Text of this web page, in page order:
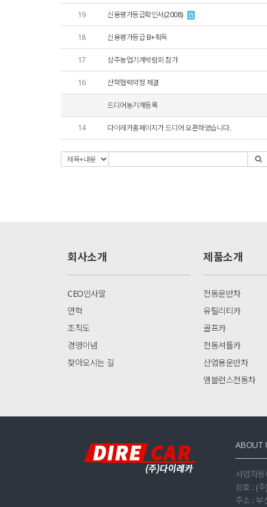
19 신용평가등급확인서(2008)
18 신용평가등급 B+획득
17 상주농업기계박람회 참가
16 산학협력약정 체결
드디어농기계등록
14 다이레카홈페이지가 드디어 오픈하였습니다.
회사소개
CEO인사말
연혁
조직도
경영이념
찾아오시는 길
제품소개
전동운반차
유틸리티카
골프카
전동셔틀카
산업용운반차
앰블런스전동차
ABOUT
사업자
상호 : (
주소 :